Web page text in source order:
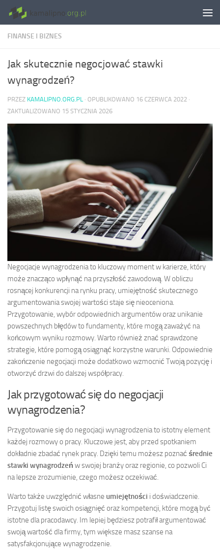
Skip to content
FINANSE I BIZNES
Jak skutecznie negocjować stawki
wynagrodzeń?
PRZEZ KAMALIPNO.ORG.PL · OPUBLIKOWANO 16 CZERWCA 2022 ·
ZAKTUALIZOWANO 15 STYCZNIA 2026
Negocjacje wynagrodzenia to kluczowy moment w karierze, który
może znacząco wpłynąć na przyszłość zawodową. W obliczu
rosnącej konkurencji na rynku pracy, umiejętność skutecznego
argumentowania swojej wartości staje się nieoceniona.
Przygotowanie, wybór odpowiednich argumentów oraz unikanie
powszechnych błędów to fundamenty, które mogą zaważyć na
końcowym wyniku rozmowy. Warto również znać sprawdzone
strategie, które pomogą osiągnąć korzystne warunki. Odpowiednie
zakończenie negocjacji może dodatkowo wzmocnić Twoją pozycję i
otworzyć drzwi do dalszej współpracy.
Jak przygotować się do negocjacji
wynagrodzenia?
Przygotowanie się do negocjacji wynagrodzenia to istotny element
każdej rozmowy o pracy. Kluczowe jest, aby przed spotkaniem
dokładnie zbadać rynek pracy. Dzięki temu możesz poznać średnie
stawki wynagrodzeńw swojej branży oraz regionie, co pozwoli Ci
na lepsze zrozumienie, czego możesz oczekiwać.
Warto także uwzględnić własne umiejętności i doświadczenie.
Przygotuj listę swoich osiągnięć oraz kompetencji, które mogą być
istotne dla pracodawcy. Im lepiej będziesz potrafił argumentować
swoją wartość dla firmy, tym większe masz szanse na
satysfakcjonujące wynagrodzenie.